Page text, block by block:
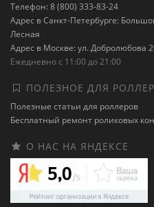
Телефон: 8 (800) 333-83-24
Адрес в Санкт-Петербурге:
Лесная
Адрес в Москве: ул. Добролюбова
Ежедневно с 11:00 до 21:00
ПОЛЕЗНОЕ ДЛЯ
Полезные статьи для роллеров
Бесплатный ремонт роликовых
О НАС НА ЯНДЕКСЕ